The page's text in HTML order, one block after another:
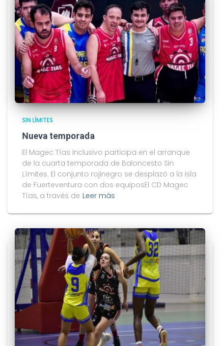
SIN LÍMITES
Nueva temporada
El Magec Tías Inclusivo participa en el arranque
de la cuarta temporada de Baloncesto Sin
Límites. El conjunto rojinegro se desplazó a la isla
de Fuerteventura con dos equiposEl CD Magec
Tías, a través de Leer más